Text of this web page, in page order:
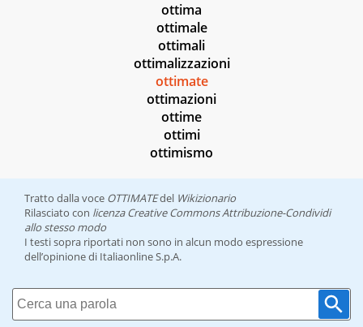
ottima
ottimale
ottimali
ottimalizzazioni
ottimate
ottimazioni
ottime
ottimi
ottimismo
Tratto dalla voce OTTIMATEdel Wikizionario
Rilasciato con licenza Creative Commons Attribuzione-Condividi
allo stesso modo
I testi sopra riportati non sono in alcun modo espressione
dell’opinione di Italiaonline S.p.A.